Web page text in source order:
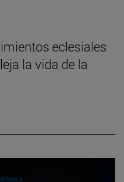
eclesiales
la vida de la